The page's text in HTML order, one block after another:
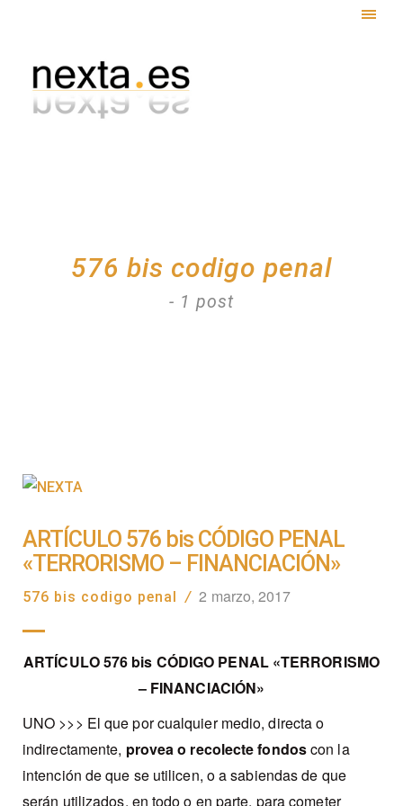
576 bis codigo penal
- 1 post
ARTÍCULO 576 bis CÓDIGO PENAL
«TERRORISMO – FINANCIACIÓN»
576 bis codigo penal / 2 marzo, 2017
ARTÍCULO 576 bis CÓDIGO PENAL «TERRORISMO
– FINANCIACIÓN»
UNO >>> El que por cualquier medio, directa o
indirectamente, provea o recolecte fondoscon la
intención de que se utilicen, o a sabiendas de que
serán utilizados, en todo o en parte, para cometer